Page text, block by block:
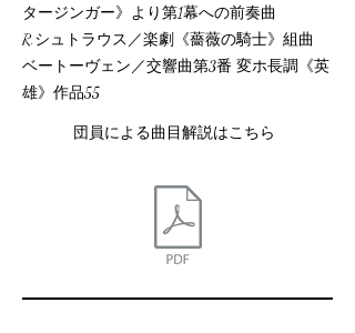
タージンガー》より第1幕への前奏曲
R.シュトラウス／楽劇《薔薇の騎士》組曲
ベートーヴェン／交響曲第3番 変ホ長調《英
雄》作品55
団員による曲目解説はこちら